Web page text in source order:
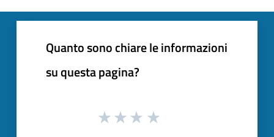
Quanto sono chiare le informazioni
su questa pagina?